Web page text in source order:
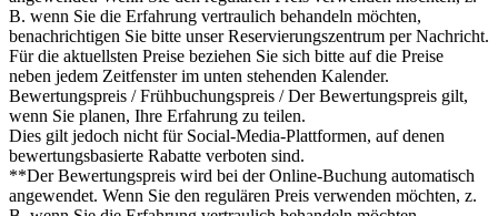
B. wenn Sie die Erfahrung vertraulich behandeln möchten,
benachrichtigen Sie bitte unser Reservierungszentrum per Nachricht.
Für die aktuellsten Preise beziehen Sie sich bitte auf die Preise
neben jedem Zeitfenster im unten stehenden Kalender.
Bewertungspreis / Frühbuchungspreis / Der Bewertungspreis gilt,
wenn Sie planen, Ihre Erfahrung zu teilen.
Dies gilt jedoch nicht für Social-Media-Plattformen, auf denen
bewertungsbasierte Rabatte verboten sind.
**Der Bewertungspreis wird bei der Online-Buchung automatisch
angewendet. Wenn Sie den regulären Preis verwenden möchten, z.